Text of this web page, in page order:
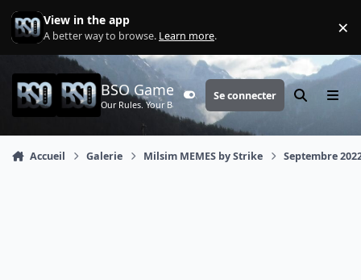
Aller au contenu
View in the app
A better way to browse. Learn more. ×
BSO Games
Our Rules. Your Battle.Customizer
Se connecter Rechercher
Menu
Accueil Galerie Milsim MEMES by Strike Septembre